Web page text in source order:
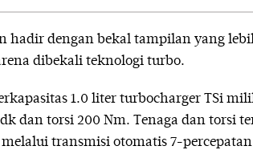
hadir dengan bekal tampilan yang
dibekali teknologi turbo.
1.0 liter turbocharger TSi
dan torsi 200 Nm. Tenaga dan torsi
transmisi otomatis 7-